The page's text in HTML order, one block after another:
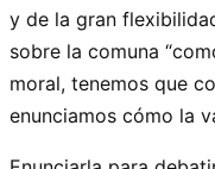
y de la gran
sobre la comuna
moral, tenemos que
enunciamos cómo la